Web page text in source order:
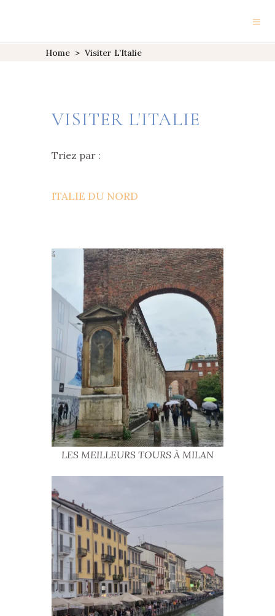
Home > Visiter L’Italie
VISITER L'ITALIE
Triez par :
ITALIE DU NORD
LES MEILLEURS TOURS À MILAN